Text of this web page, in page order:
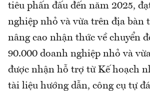
tiêu phấn đấu đến năm 2025,
nghiệp nhỏ và vừa trên địa bàn
nâng cao nhận thức về chuyển
90.000 doanh nghiệp nhỏ và
được nhận hỗ trợ từ Kế hoạch
tài liệu hướng dẫn, công cụ tự